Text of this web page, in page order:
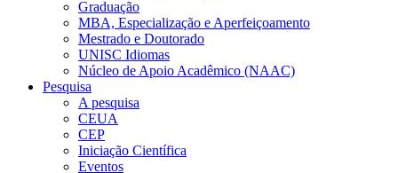
Graduação
MBA, Especialização e Aperfeiçoamento
Mestrado e Doutorado
UNISC Idiomas
Núcleo de Apoio Acadêmico (NAAC)
Pesquisa
A pesquisa
CEUA
CEP
Iniciação Científica
Eventos